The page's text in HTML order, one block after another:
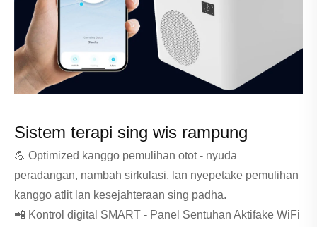
Sistem terapi sing wis rampung
💪 Optimized kanggo pemulihan otot - nyuda
peradangan, nambah sirkulasi, lan nyepetake pemulihan
kanggo atlit lan kesejahteraan sing padha.
📲 Kontrol digital SMART - Panel Sentuhan Aktifake WiFi